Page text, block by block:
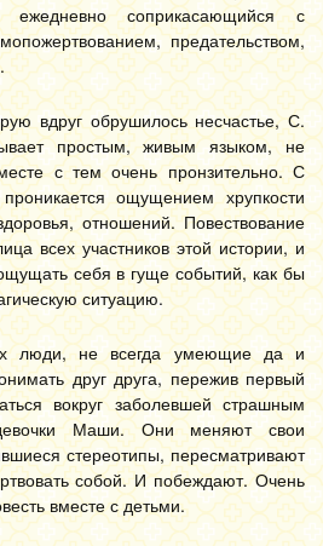
ежедневно соприкасающийся с
предательством,
вдруг обрушилось несчастье, С.
простым, живым языком, не
с тем очень пронзительно. С
ощущением хрупкости
отношений. Повествование
всех участников этой истории, и
себя в гуще событий, как бы
ситуацию.
люди, не всегда умеющие да и
друг друга, пережив первый
вокруг заболевшей страшным
Маши. Они меняют свои
стереотипы, пересматривают
собой. И побеждают. Очень
вместе с детьми.